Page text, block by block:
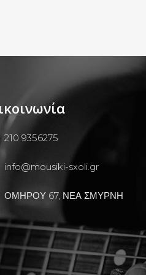
210 9356275
info@mousiki-sxoli.gr
ΟΜΗΡΟΥ 67, ΝΕΑ ΣΜΥΡΝΗ